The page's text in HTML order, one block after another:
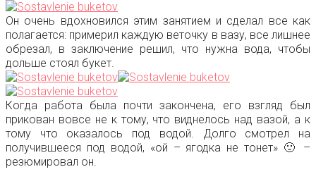
Он очень вдохновился этим занятием и сделал все как
полагается: примерил каждую веточку в вазу, все лишнее
обрезал, в заключение решил, что нужна вода, чтобы
дольше стоял букет.
Когда работа была почти закончена, его взгляд был
прикован вовсе не к тому, что виднелось над вазой, а к
тому что оказалось под водой. Долго смотрел на
получившееся под водой, «ой – ягодка не тонет» 🙂 –
резюмировал он.